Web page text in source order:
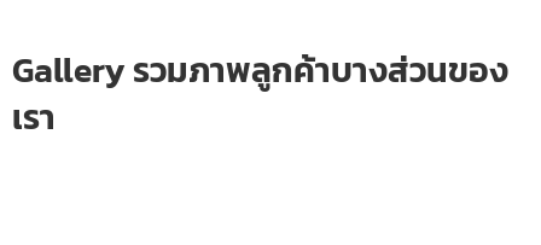
Gallery รวมภาพลูกค้าบางส่วนของ
เรา